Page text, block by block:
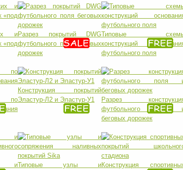
и
«под
Разрез покрытий DWG
футбольного поля беговых
дорожек
Типовые
конструкций
футбольного поля
по
Конструкция покрытий
Эластур-Л2 и Эластур-У1
Разрез
футбольного поля
беговых дорожек
иТиповые узлы иКонструкция